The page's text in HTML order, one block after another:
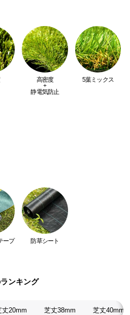
に強い丈夫な作り。長期間
仕上げました。
約4～6年
工
高密度
+
静電気防止
5葉ミックス
ープ 防草シート
ンキング
丈20mm 芝丈38mm 芝丈40mm